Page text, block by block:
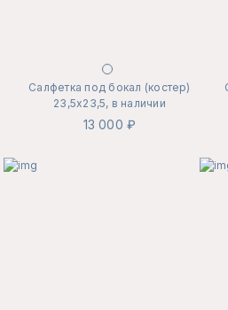
Салфетка под бокал (костер)
23,5х23,5, в наличии
13 000 ₽